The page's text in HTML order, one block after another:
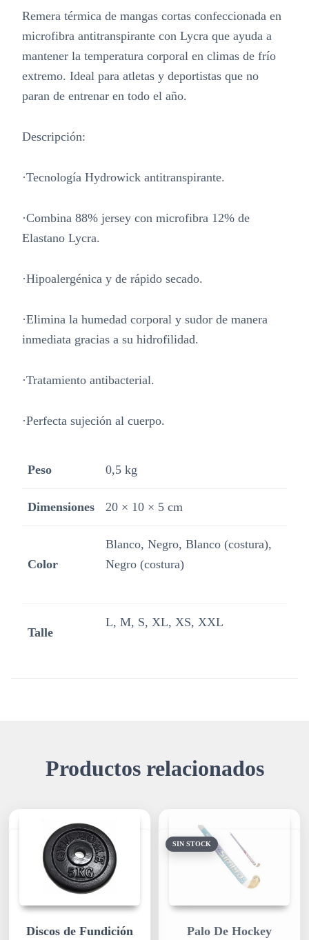
Remera térmica de mangas cortas confeccionada en
microfibra antitranspirante con Lycra que ayuda a
mantener la temperatura corporal en climas de frío
extremo. Ideal para atletas y deportistas que no
paran de entrenar en todo el año.
Descripción:
·Tecnología Hydrowick antitranspirante.
·Combina 88% jersey con microfibra 12% de
Elastano Lycra.
·Hipoalergénica y de rápido secado.
·Elimina la humedad corporal y sudor de manera
inmediata gracias a su hidrofilidad.
·Tratamiento antibacterial.
·Perfecta sujeción al cuerpo.
Peso 0,5 kg
Dimensiones 20 × 10 × 5 cm
Color
Blanco, Negro, Blanco (costura),
Negro (costura)
Talle
L, M, S, XL, XS, XXL
Productos relacionados
SIN STOCK
Palo De Hockey
Discos de Fundición